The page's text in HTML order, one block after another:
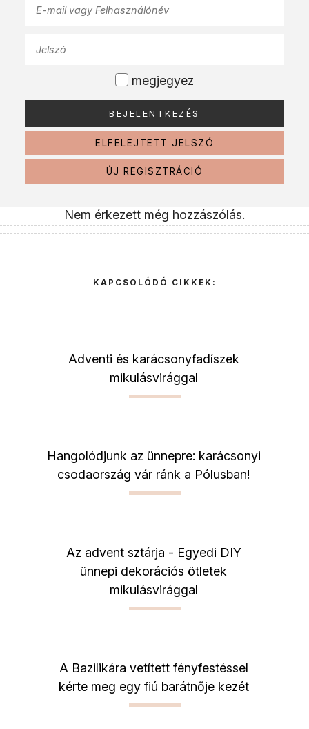
megjegyez
ELFELEJTETT JELSZÓ
ÚJ REGISZTRÁCIÓ
Nem érkezett még hozzászólás.
KAPCSOLÓDÓ CIKKEK:
Adventi és karácsonyfadíszek
mikulásvirággal
Hangolódjunk az ünnepre: karácsonyi
csodaország vár ránk a Pólusban!
Az advent sztárja - Egyedi DIY
ünnepi dekorációs ötletek
mikulásvirággal
A Bazilikára vetített fényfestéssel
kérte meg egy fiú barátnője kezét